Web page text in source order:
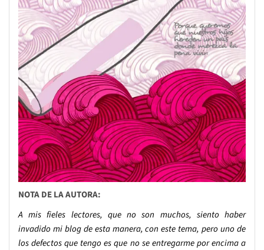
NOTA DE LA AUTORA:
A mis fieles lectores, que no son muchos, siento haber
invadido mi blog de esta manera, con este tema, pero uno de
los defectos que tengo es que no se entregarme por encima a